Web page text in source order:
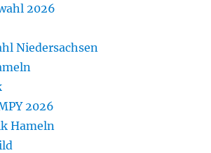
2026
Niedersachsen
2026
Hameln